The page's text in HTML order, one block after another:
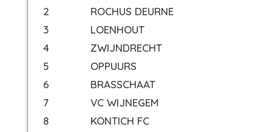
2
ROCHUS DEURNE
3
LOENHOUT
4
ZWIJNDRECHT
5
OPPUURS
6
BRASSCHAAT
7
VC WIJNEGEM
8
KONTICH FC